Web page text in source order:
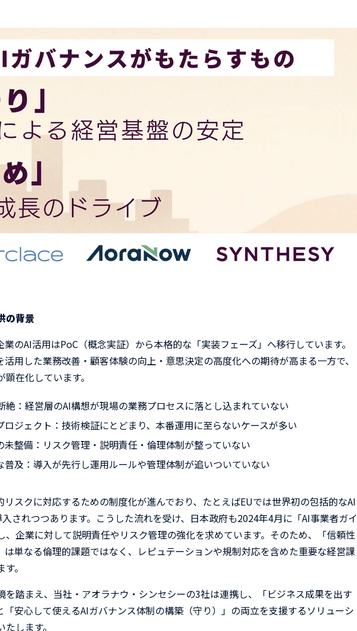
の背景
業のAI活用はPoC （概念実証）から本格的な「実装フェーズ」へ移行しています。
活用した業務改善・顧客体験の向上・意思決定の高度化への期待が高まる一方で、
在化しています。
絶：経営層のAI構想が現場の業務プロセスに落とし込まれていない
ロジェクト：技術検証にとどまり、本番運用に至らないケースが多い
未整備：リスク管理・説明責任・倫理体制が整っていない
普及：導入が先行し運用ルールや管理体制が追いついていない
リスクに対応するための制度化が進んでおり、たとえばEUでは世界初の包括的なAI
入されつつあります。こうした流れを受け、日本政府も2024年4月に「AI事業者ガイ
、企業に対して説明責任やリスク管理の強化を求めています。そのため、「信頼性
は単なる倫理的課題ではなく、レピュテーションや規制対応を含めた重要な経営課
。
を踏まえ、当社・アオラナウ・シンセシーの3社は連携し、「ビジネス成果を出す
「安心して使えるAIガバナンス体制の構築（守り）」の両立を支援するソリューシ
します。